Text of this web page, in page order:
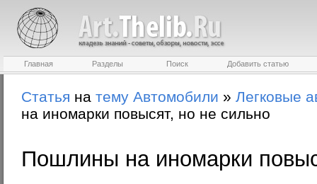
Главная Разделы Поиск Добавить статью
Статья на тему Автомобили » Легковые
на иномарки повысят, но не сильно
Пошлины на иномарки